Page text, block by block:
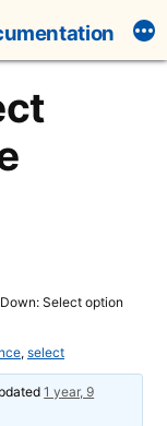
Select option
, select
1 year, 9